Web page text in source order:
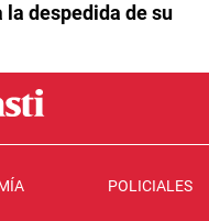
despedida de su
POLICIALES